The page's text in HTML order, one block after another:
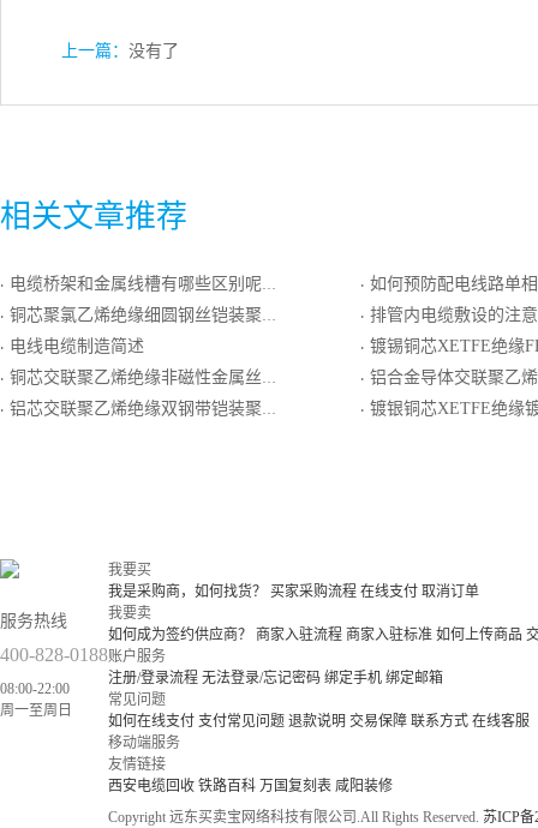
上一篇： 没有了
相关文章推荐
· 电缆桥架和金属线槽有哪些区别呢？买卖宝教您几招快速判断
· 铜芯聚氯乙烯绝缘细圆钢丝铠装聚乙烯护套电力电缆
· 电线电缆制造简述
· 铜芯交联聚乙烯绝缘非磁性金属丝铠装聚乙烯护套电力电缆
· 铝芯交联聚乙烯绝缘双钢带铠装聚氯乙烯护套电力电缆
· 如何预防配电线路单
· 排管内电缆敷设的注
· 镀锡铜芯XETFE绝缘FEP护
· 铝合金导体交联聚乙烯绝缘细圆钢丝铠
· 镀银铜芯XETFE绝缘镀银圆铜线编织屏蔽
服务热线
400-828-0188
08:00-22:00
周一至周日
我要买
我是采购商，如何找货？
买家采购流程 在线支付 取消订单
我要卖
如何成为签约供应商？
商家入驻流程 商家入驻标准 如何上传商品
账户服务
注册/登录流程 无法登录/忘记密码 绑定手机 绑定邮箱
常见问题
如何在线支付 支付常见问题 退款说明 交易保障 联系方式 在线客服
移动端服务
友情链接
西安电缆回收 铁路百科 万国复刻表 咸阳装修
Copyright 远东买卖宝网络科技有限公司.All Rights Reserved. 苏ICP备